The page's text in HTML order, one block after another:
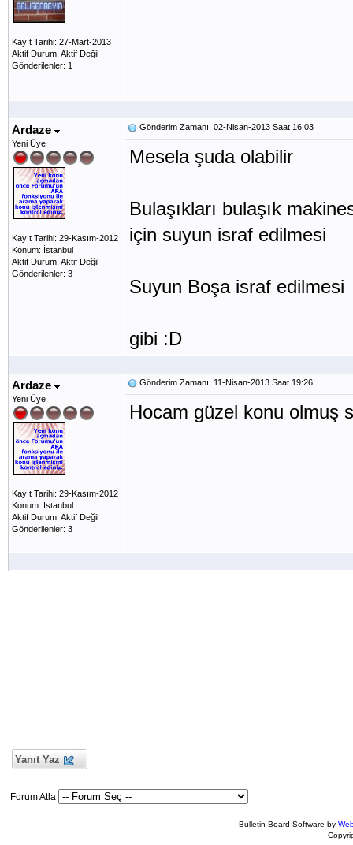
Kayıt Tarihi: 27-Mart-2013
Aktif Durum: Aktif Değil
Gönderilenler: 1
Ardaze
Yeni Üye
Kayıt Tarihi: 29-Kasım-2012
Konum: İstanbul
Aktif Durum: Aktif Değil
Gönderilenler: 3
Gönderim Zamanı: 02-Nisan-2013 Saat 16:03
Mesela şuda olabilir
Bulaşıkları bulaşık
için suyun israf edilmesi
Suyun Boşa israf edilmesi
gibi :D
Ardaze
Yeni Üye
Kayıt Tarihi: 29-Kasım-2012
Konum: İstanbul
Aktif Durum: Aktif Değil
Gönderilenler: 3
Gönderim Zamanı: 11-Nisan-2013 Saat 19:26
Hocam güzel konu olmuş
Yanıt Yaz
Forum Atla
Bulletin Board Software by